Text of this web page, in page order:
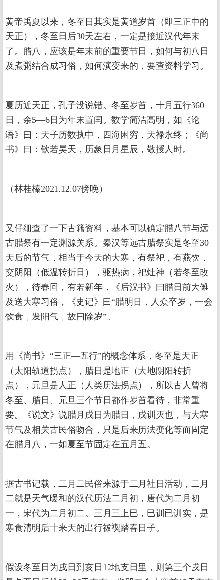
黄帝禹夏以来，冬至日其实是黄道岁首（即三正中的
天正），冬至日后30天左右，一定是接近汉代年末
了。腊八，应该是年末前的重要节日，如何与初八日
及煮粥结合成习俗，如何演变来的，要查资料学习。
夏历近天正，孔子没说错。冬至岁首，十月五行360
日，余5—6日为年末置闰。数学简洁高明，如《论
语》曰：天子历数执中，四海困穷，天禄永终；《尚
书》曰：钦若昊天，历象日月星辰，敬授人时。
（林桂榛2021.12.07傍晚）
又仔细查了一下古籍资料，基本可以确定腊八节与远
古腊祭有一定渊源关系。秦汉等远古腊祭实是冬至30
天后的节气，相当于今天的大寒，有祭祀，有燕饮，
交阴阳（低温转折日），驱热病，祀灶神（若冬至改
火），待春回，有若新年，《后汉书》曰腊日前大傩
及送大寒习俗，《史记》曰“腊明日，人众卒岁，一会
饮食，发阳气，故曰除岁”。
用《尚书》“三正—五行”的概念体系，冬至是天正
（太阳轨道拐点），腊日是地正（大地阴阳转折
点），元旦是人正（人类历法拐点），所以古人曾将
冬至、腊日、元旦三个节日都作岁首看待，非常重
要。《说文》说腊月戌日为腊日，戌训灭也，与大寒
节气及相关古民俗吻合，只是后来历法变化等而固定
在腊月八，一如夏至节固定在五月五。
据古书记载，二月二民俗来源于二月社日活动，二月
二就是天气暖和的汉代历法二月初，唐代为二月初
一，宋代为二月初二。三月三上巳，巳训已训实，是
寒食清明后十来天的出行祓禊踏春日子。
假设冬至日为戌日到亥日12地支日里，则第三个戌日